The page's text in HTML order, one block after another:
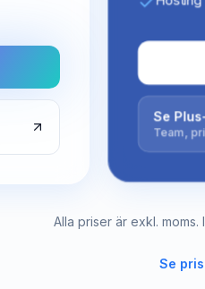
Se
Team,
Alla priser är exkl.
Se